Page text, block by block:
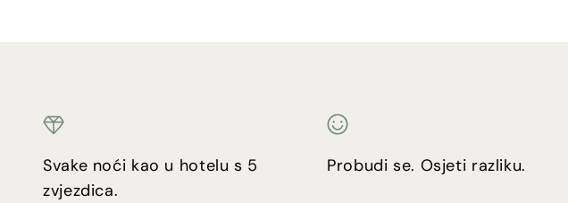
Svake noći kao u hotelu s 5
zvjezdica.
Probudi se. Osjeti razliku.